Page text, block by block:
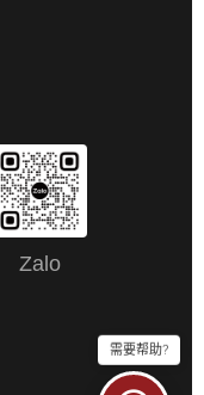
需要帮助?
Zalo